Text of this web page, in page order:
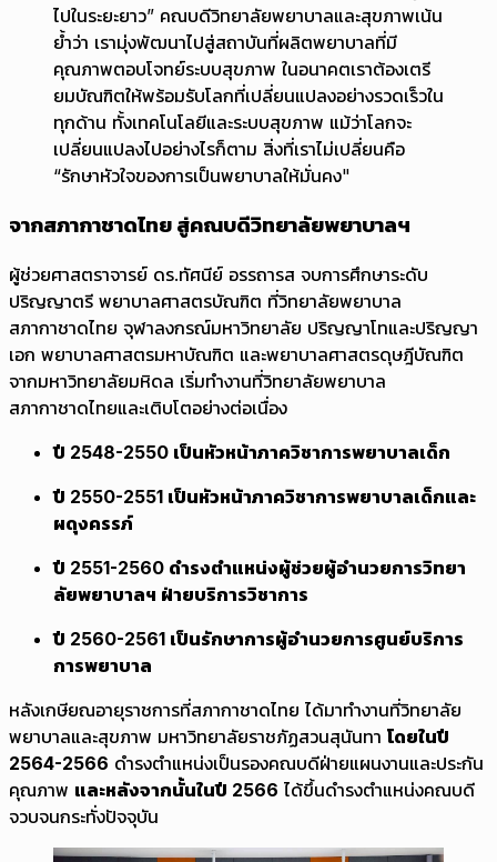
ไปในระยะยาว” คณบดีวิทยาลัยพยาบาลและสุขภาพเน้น
ย้ำว่า เรามุ่งพัฒนาไปสู่สถาบันที่ผลิตพยาบาลที่มี
คุณภาพตอบโจทย์ระบบสุขภาพ ในอนาคตเราต้องเตรี
ยมบัณฑิตให้พร้อมรับโลกที่เปลี่ยนแปลงอย่างรวดเร็วใน
ทุกด้าน ทั้งเทคโนโลยีและระบบสุขภาพ แม้ว่าโลกจะ
เปลี่ยนแปลงไปอย่างไรก็ตาม สิ่งที่เราไม่เปลี่ยนคือ
“รักษาหัวใจของการเป็นพยาบาลให้มั่นคง"
จากสภากาชาดไทย สู่คณบดีวิทยาลัยพยาบาลฯ
ผู้ช่วยศาสตราจารย์ ดร.ทัศนีย์ อรรถารส จบการศึกษาระดับ
ปริญญาตรี พยาบาลศาสตรบัณฑิต ที่วิทยาลัยพยาบาล
สภากาชาดไทย จุฬาลงกรณ์มหาวิทยาลัย ปริญญาโทและปริญญา
เอก พยาบาลศาสตรมหาบัณฑิต และพยาบาลศาสตรดุษฎีบัณฑิต
จากมหาวิทยาลัยมหิดล เริ่มทำงานที่วิทยาลัยพยาบาล
สภากาชาดไทยและเติบโตอย่างต่อเนื่อง
ปี 2548-2550 เป็นหัวหน้าภาควิชาการพยาบาลเด็ก
ปี 2550-2551 เป็นหัวหน้าภาควิชาการพยาบาลเด็กและ
ผดุงครรภ์
ปี 2551-2560 ดำรงตำแหน่งผู้ช่วยผู้อำนวยการวิทยา
ลัยพยาบาลฯ ฝ่ายบริการวิชาการ
ปี 2560-2561 เป็นรักษาการผู้อำนวยการศูนย์บริการ
การพยาบาล
หลังเกษียณอายุราชการที่สภากาชาดไทย ได้มาทำงานที่วิทยาลัย
พยาบาลและสุขภาพ มหาวิทยาลัยราชภัฏสวนสุนันทา โดยในปี
2564-2566 ดำรงตำแหน่งเป็นรองคณบดีฝ่ายแผนงานและประกัน
คุณภาพ และหลังจากนั้นในปี 2566 ได้ขึ้นดำรงตำแหน่งคณบดี
จวบจนกระทั่งปัจจุบัน